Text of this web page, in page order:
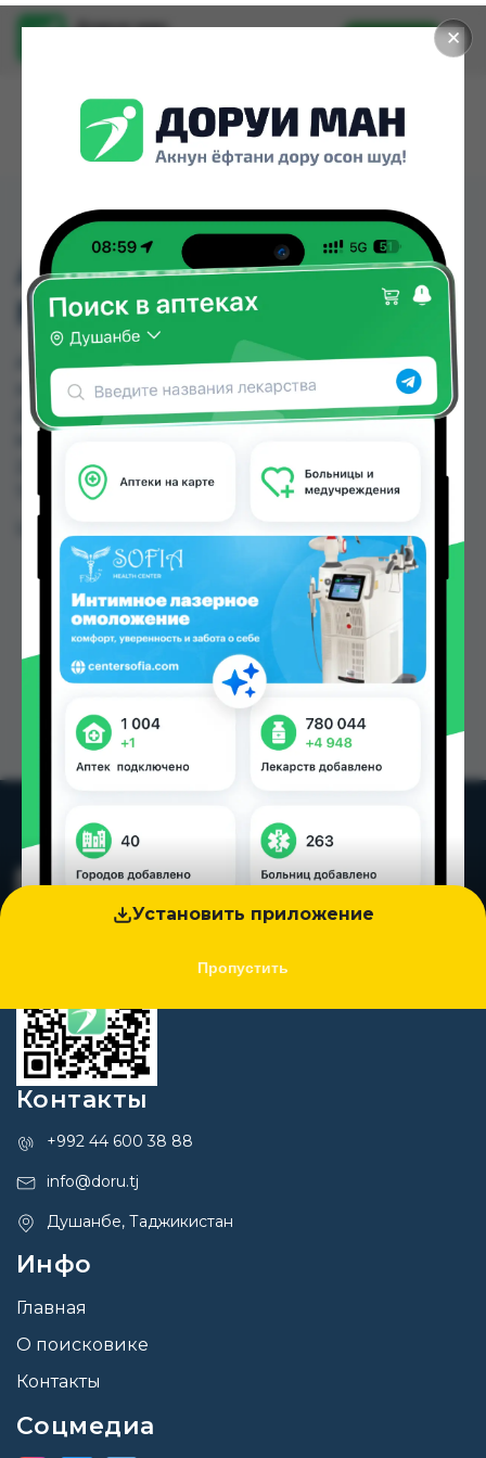
✕
Установить приложение
Пропустить
Доруи ман
Установить
АНАЛГОН-ДУАЛ АМП.
№3+3
АНАЛГОН-ДУАЛ АМП. №3+3 можно купить или
заказать в аптеках, Доро фарм, Доро фарм 82,
Дорухонаи Мадад (Буратино), Мадад Фарм
210.00 TJS в Душанбе и других городах
Таджикистана
Контакты
+992 44 600 38 88
info@doru.tj
Душанбе, Таджикистан
Инфо
Главная
О поисковике
Контакты
Соцмедиа